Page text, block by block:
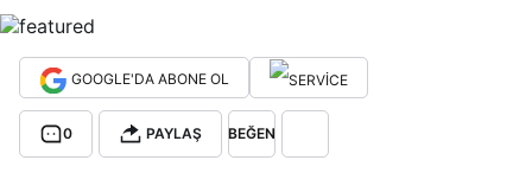
GOOGLE'DA ABONE OL
0 PAYLAŞ BEĞEN
“Dü
nya
Varsayılana
dön